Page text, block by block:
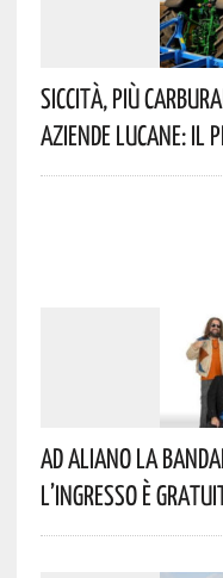
Siccità, Più
Aziende Lucane: Il
Ad Aliano La
L’ingresso È